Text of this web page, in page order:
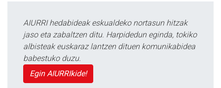
AIURRI hedabideak eskualdeko nortasun hitzak
jaso eta zabaltzen ditu. Harpidedun eginda, tokiko
albisteak euskaraz lantzen dituen komunikabidea
babestuko duzu.
Egin AIURRIkide!